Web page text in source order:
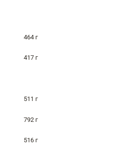
464 г
417 г
511 г
792 г
516 г